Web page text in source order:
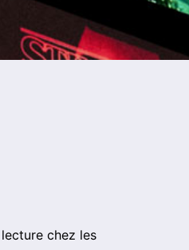
chez les